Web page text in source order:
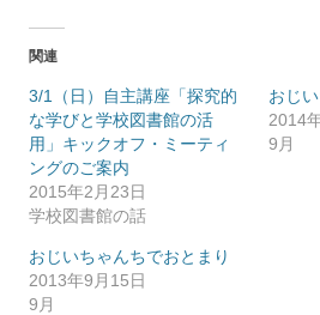
関連
3/1（日）自主講座「探究的
な学びと学校図書館の活
用」キックオフ・ミーティ
ングのご案内
2015年2月23日
学校図書館の話
おじ
2014
9月
おじいちゃんちでおとまり
2013年9月15日
9月